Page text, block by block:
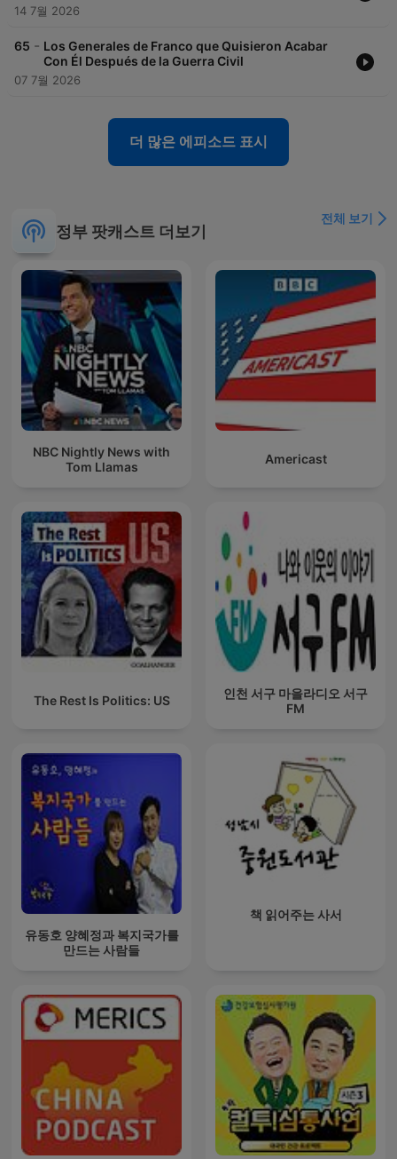
14 7월 2026
65 - Los Generales de Franco que Quisieron Acabar
Con Él Después de la Guerra Civil
07 7월 2026
더 많은 에피소드 표시
정부 팟캐스트 더보기
전체 보기
NBC Nightly News with
Tom Llamas
Americast
The Rest Is Politics: US
인천 서구 마을라디오 서구
FM
유동호 양혜정과 복지국가를
만드는 사람들
책 읽어주는 사서